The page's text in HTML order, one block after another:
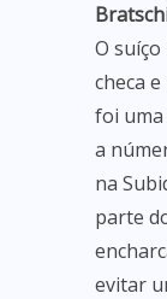
O
checa
foi uma
a
na
parte
evitar